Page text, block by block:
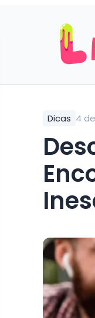
Dicas 4